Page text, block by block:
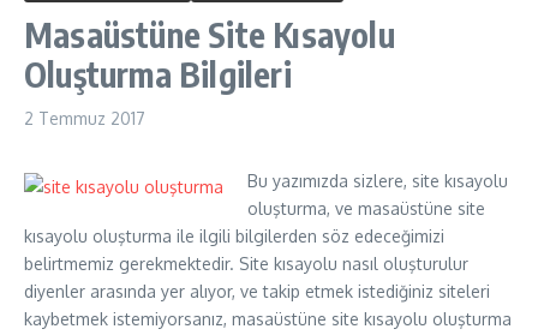
Masaüstüne Site Kısayolu
Oluşturma Bilgileri
2 Temmuz 2017
Bu yazımızda sizlere, site kısayolu
oluşturma, ve masaüstüne site
kısayolu oluşturma ile ilgili bilgilerden söz edeceğimizi
belirtmemiz gerekmektedir. Site kısayolu nasıl oluşturulur
diyenler arasında yer alıyor, ve takip etmek istediğiniz siteleri
kaybetmek istemiyorsanız, masaüstüne site kısayolu oluşturma